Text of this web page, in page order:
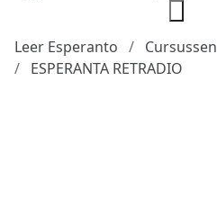
Leer Esperanto
Cursussen
ESPERANTA RETRADIO